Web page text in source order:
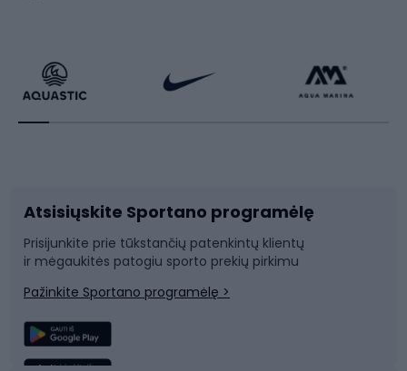
Dviratininkų apranga
Dviračių dalys
Laipiojimas
Žvejyba
Rakečių sportas
Rogutės ir čiuožynės
Snieglenčių sportas
Plaukimas
Atsisiųskite Sportano programėlę
Prisijunkite prie tūkstančių patenkintų klientų
ir mėgaukitės patogiu sporto prekių pirkimu
Pažinkite Sportano programėlę >